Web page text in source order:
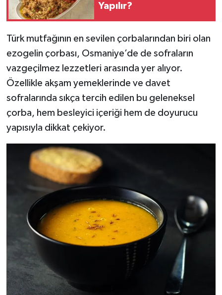
Yapılır?
Türk mutfağının en sevilen çorbalarından biri olan
ezogelin çorbası, Osmaniye’de de sofraların
vazgeçilmez lezzetleri arasında yer alıyor.
Özellikle akşam yemeklerinde ve davet
sofralarında sıkça tercih edilen bu geleneksel
çorba, hem besleyici içeriği hem de doyurucu
yapısıyla dikkat çekiyor.